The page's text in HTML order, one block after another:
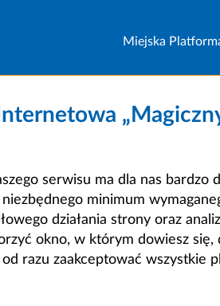
Miejska
serwisu ma dla nas bardzo
minimum
działania strony oraz
okno, w którym dowiesz
razu zaakceptować wszystkie